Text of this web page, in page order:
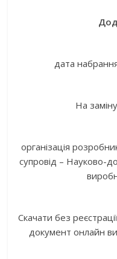
дата
На
організація
супровід – Науково-
Скачати без
документ онлайн